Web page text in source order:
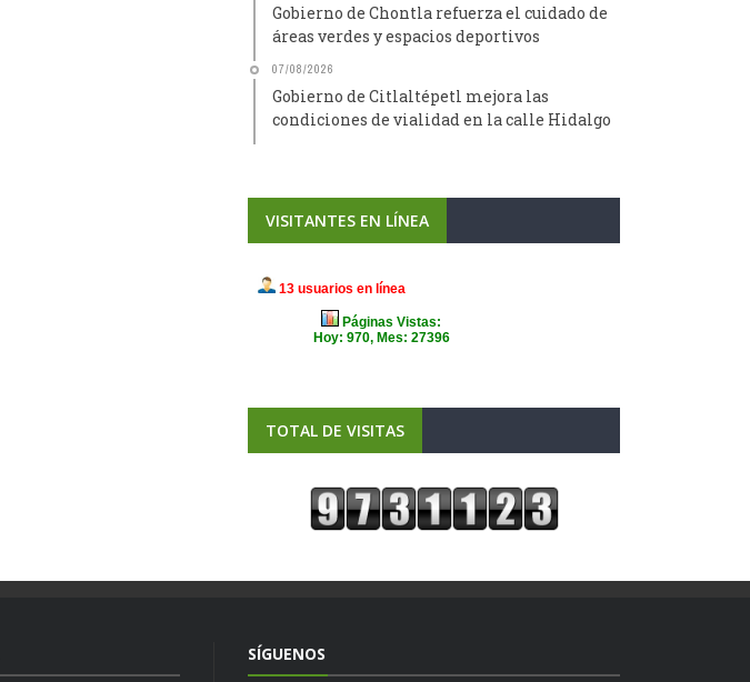
Gobierno de Chontla refuerza el cuidado de
áreas verdes y espacios deportivos
07/08/2026
Gobierno de Citlaltépetl mejora las
condiciones de vialidad en la calle Hidalgo
VISITANTES EN LÍNEA
TOTAL DE VISITAS
SÍGUENOS